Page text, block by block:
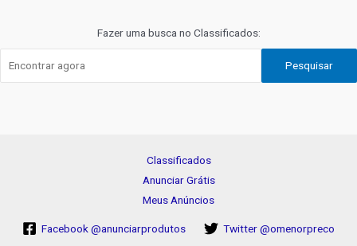
Fazer uma busca no Classificados:
Pesquisar
Classificados
Anunciar Grátis
Meus Anúncios
Facebook @anunciarprodutos Twitter @omenorpreco